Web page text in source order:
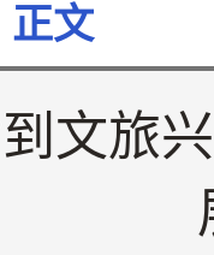
正文
文旅